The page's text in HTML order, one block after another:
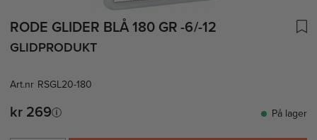
RODE GLIDER BLÅ 180 GR -6/-12
GLIDPRODUKT
Art.nr RSGL20-180
kr 269 På lager